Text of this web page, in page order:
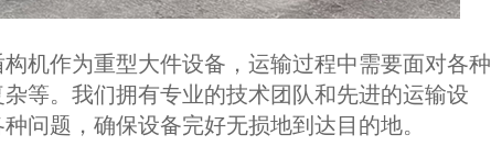
机作为重型大件设备，运输过程中需要面对各种
等。我们拥有专业的技术团队和先进的运输设
问题，确保设备完好无损地到达目的地。